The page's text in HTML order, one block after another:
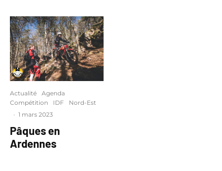
Actualité
Agenda
Compétition
IDF
Nord-Est
· 1 mars 2023
Pâques en
Ardennes